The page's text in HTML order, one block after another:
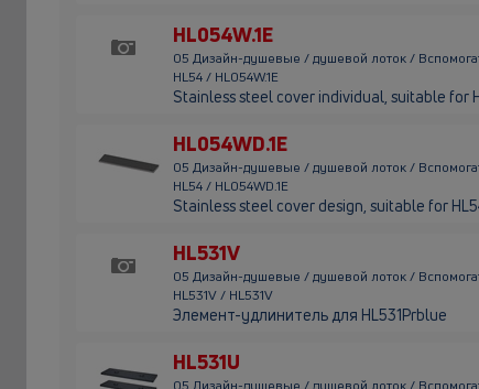
HL054W.1E
05 Дизайн-душевые / душевой лоток /
HL54 / HL054W.1E
Stainless steel cover individual, suitable for
HL054WD.1E
05 Дизайн-душевые / душевой лоток /
HL54 / HL054WD.1E
Stainless steel cover design, suitable for
HL531V
05 Дизайн-душевые / душевой лоток /
HL531V / HL531V
Элемент-удлинитель для HL531Prblue
HL531U
05 Дизайн-душевые / душевой лоток /